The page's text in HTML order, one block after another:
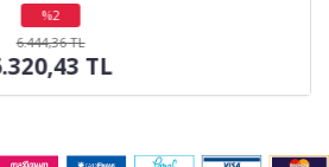
indirim
1.388,02 TL
1.230,55 TL